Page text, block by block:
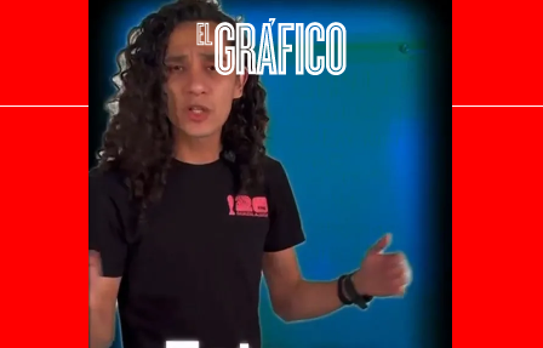
El Universal
Vive USA
Clase
De 10 sports